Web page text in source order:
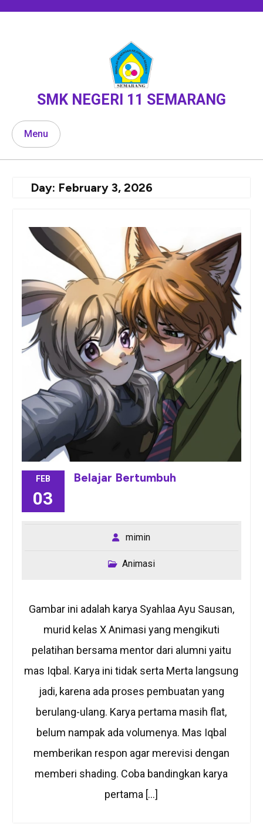
SMK NEGERI 11 SEMARANG
Menu
Day: February 3, 2026
FEB
03
Belajar Bertumbuh
mimin
Animasi
Gambar ini adalah karya Syahlaa Ayu Sausan,
murid kelas X Animasi yang mengikuti
pelatihan bersama mentor dari alumni yaitu
mas Iqbal. Karya ini tidak serta Merta langsung
jadi, karena ada proses pembuatan yang
berulang-ulang. Karya pertama masih flat,
belum nampak ada volumenya. Mas Iqbal
memberikan respon agar merevisi dengan
memberi shading. Coba bandingkan karya
pertama […]